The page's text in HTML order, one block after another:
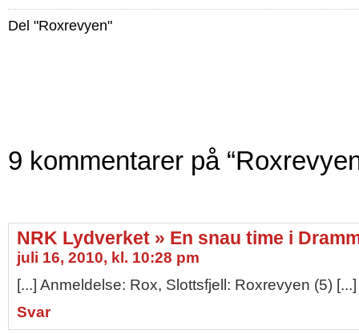
Del "Roxrevyen"
9 kommentarer på
NRK Lydverket » En snau time i
juli 16, 2010, kl. 10:28 pm
[...] Anmeldelse: Rox, Slottsfjell: Roxrevyen (5) [...]
Svar